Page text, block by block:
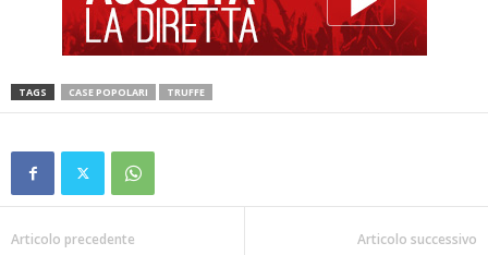
TAGS CASE POPOLARI TRUFFE
Articolo precedente Articolo successivo